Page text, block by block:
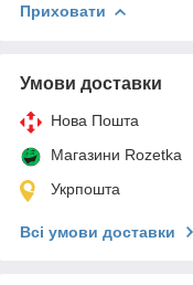
Приховати
Умови доставки
Нова Пошта
Магазини Rozetka
Укрпошта
Всі умови доставки